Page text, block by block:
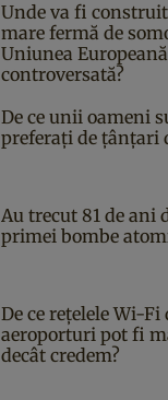
Unde va fi
mare fermă de
Uniunea
controversată?
De ce unii oameni
preferați de țânțari
Au trecut 81 de ani
primei bombe
De ce rețelele Wi-
aeroporturi pot fi
decât credem?